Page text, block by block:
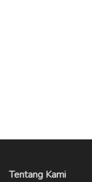
Tentang Kami